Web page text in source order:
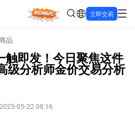
Bonus 立即交易
品
触即发！今日聚焦这件
级分析师金价交易分析
05-22 08:16